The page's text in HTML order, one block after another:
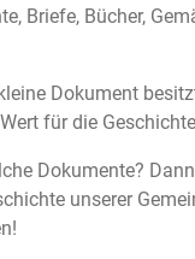
Briefe, Bücher,
Dokument
für die
Dokumente?
unserer